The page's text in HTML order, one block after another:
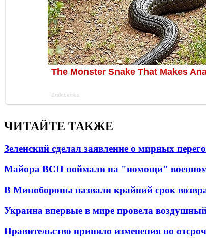
ЧИТАЙТЕ ТАКЖЕ
Зеленский сделал заявление о мирных
Майора ВСП поймали на "помощи"
В Минобороны назвали крайний срок
Украина впервые в мире провела
Правительство приняло изменения по